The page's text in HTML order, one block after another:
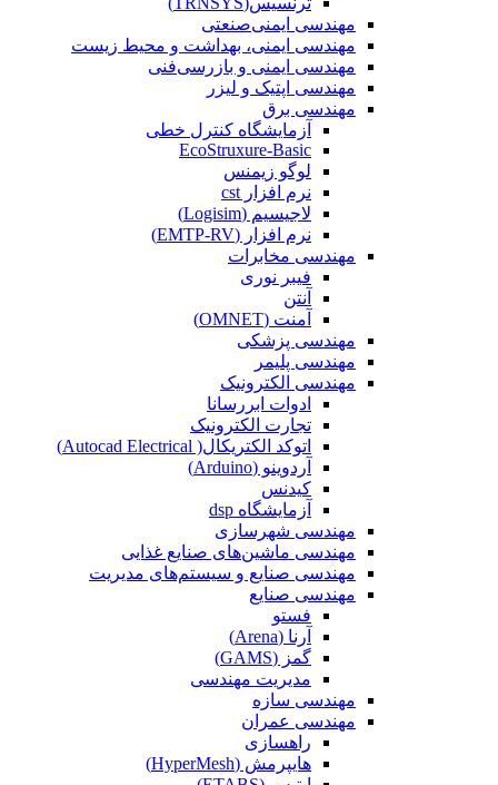
مهندسی ایمنی‌صنعتی
مهندسی ایمنی، بهداشت و محیط زیست
مهندسی ایمنی‌ و‌ بازرسی‌فنی
مهندسی اپتیک و لیزر
مهندسی برق
آزمایشگاه کنترل خطی
EcoStruxure-Basic
لوگو زیمنس
نرم افزار cst
لاجیسیم (Logisim)
نرم افزار (EMTP-RV)
مهندسی مخابرات
فیبر نوری
آنتن
آمنت (OMNET)
مهندسی پزشکی
مهندسی پلیمر
مهندسی الکترونیک
ادوات ابررسانا
تجارت الکترونیک
اتوکد الکتریکال( Autocad Electrical)
آردوینو (Arduino)
کیدنس
آزمایشگاه dsp
مهندسی شهرسازی
مهندسی ماشین‌های صنایع غذایی
مهندسی صنایع و سیستم‌های مدیریت
مهندسی صنایع
فستو
آرنا (Arena)
گمز (GAMS)
مدیریت مهندسی
مهندسی سازه
مهندسی عمران‌
راهسازی
هایپرمش (HyperMesh)